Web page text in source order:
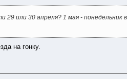
29 или 30 апреля? 1 мая -
на гонку.